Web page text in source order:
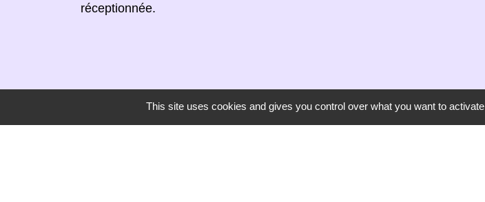
réceptionnée.
This site uses cookies and gives you control over what you want to activate